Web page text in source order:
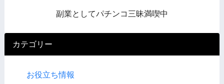
副業としてパチンコ三昧満喫中
カテゴリー
お役立ち情報